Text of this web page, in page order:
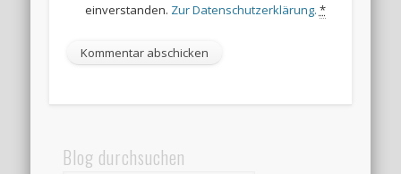
einverstanden. Zur Datenschutzerklärung. *
Blog durchsuchen